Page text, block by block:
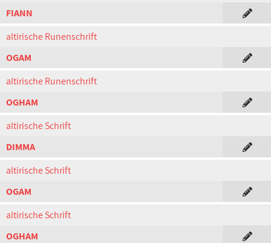
FIANN
altirische Runenschrift
OGAM
altirische Runenschrift
OGHAM
altirische Schrift
DIMMA
altirische Schrift
OGAM
altirische Schrift
OGHAM